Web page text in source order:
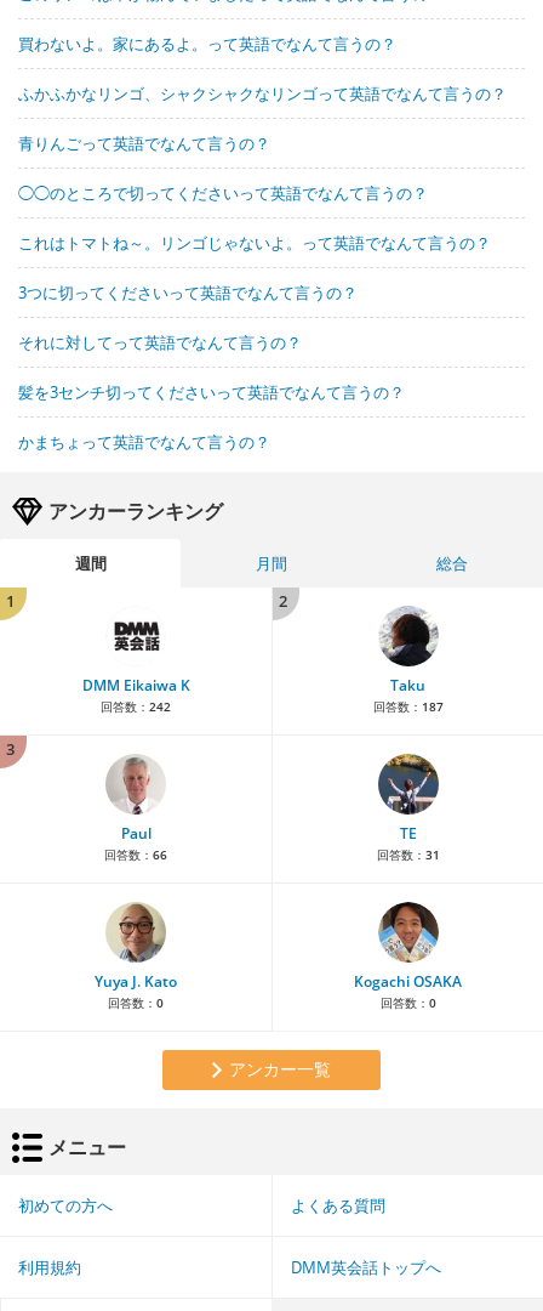
買わないよ。家にあるよ。って英語でなんて言うの？
ふかふかなリンゴ、シャクシャクなリンゴって英語でなんて言うの？
青りんごって英語でなんて言うの？
◯◯のところで切ってくださいって英語でなんて言うの？
これはトマトね～。リンゴじゃないよ。って英語でなんて言うの？
3つに切ってくださいって英語でなんて言うの？
それに対してって英語でなんて言うの？
髪を3センチ切ってくださいって英語でなんて言うの？
かまちょって英語でなんて言うの？
アンカーランキング
週間 月間
総合
1
DMM Eikaiwa K
回答数： 242
2
Taku
回答数： 187
3
Paul
回答数： 66
TE
回答数： 31
Yuya J. Kato
回答数： 0
Kogachi OSAKA
回答数： 0
アンカー一覧
メニュー
初めての方へ よくある質問
利用規約 DMM英会話トップへ